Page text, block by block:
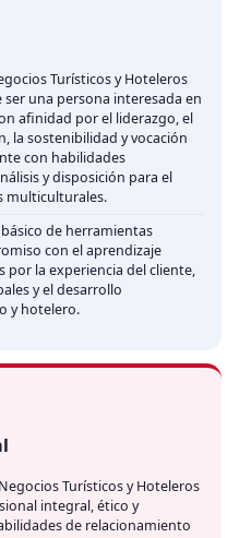
Turísticos y Hoteleros
una persona interesada en
afinidad por el liderazgo, el
la sostenibilidad y vocación
con habilidades
y disposición para el
multiculturales.
de herramientas
con el aprendizaje
por la experiencia del cliente,
y el desarrollo
y hotelero.
Turísticos y Hoteleros
integral, ético y
de relacionamiento